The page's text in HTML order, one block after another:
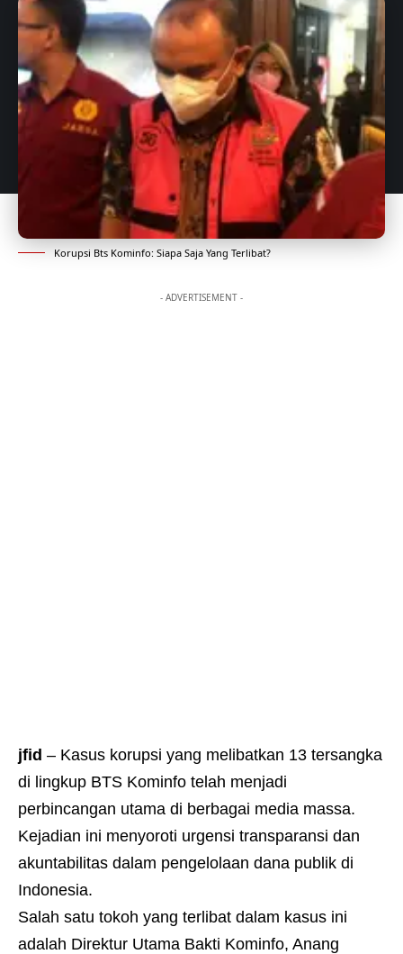
Korupsi Bts Kominfo: Siapa Saja Yang Terlibat?
- ADVERTISEMENT -
jfid – Kasus korupsi yang melibatkan 13 tersangka
di lingkup BTS Kominfo telah menjadi
perbincangan utama di berbagai media massa.
Kejadian ini menyoroti urgensi transparansi dan
akuntabilitas dalam pengelolaan dana publik di
Indonesia.
Salah satu tokoh yang terlibat dalam kasus ini
adalah Direktur Utama Bakti Kominfo, Anang